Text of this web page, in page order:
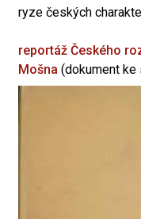
ryze českých
reportáž Českého
Mošna (dokument ke